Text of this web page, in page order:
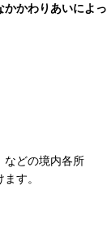
かわりあいによ
どの境内各所
す。